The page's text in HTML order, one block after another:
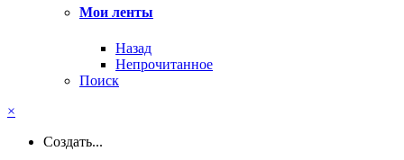
Мои ленты
Назад
Непрочитанное
Поиск
×
Создать...